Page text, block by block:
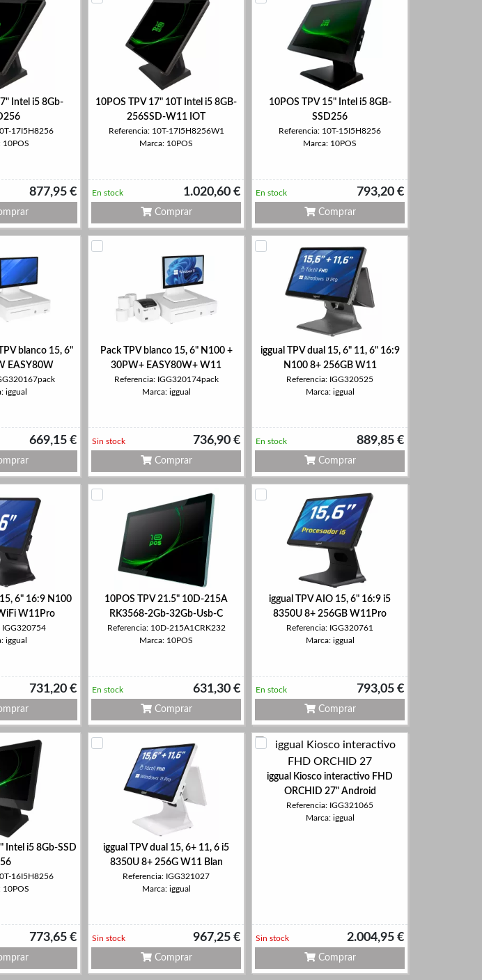
Intel i5 8Gb-
17I5H8256
10POS
877,95 €
10POS TPV 17" 10T Intel i5 8GB-
256SSD-W11 IOT
Referencia: 10T-17I5H8256W1
Marca: 10POS
1.020,60 €
En stock
Comprar
10POS TPV 15" Intel i5 8GB-
SSD256
Referencia: 10T-15I5H8256
Marca: 10POS
793,20 €
En stock
Comprar
blanco 15, 6"
EASY80W
iggual
669,15 €
Pack TPV blanco 15, 6" N100 +
30PW+ EASY80W+ W11
Referencia: IGG320174pack
Marca: iggual
736,90 €
Sin stock
Comprar
iggual TPV dual 15, 6" 11, 6" 16:9
N100 8+ 256GB W11
Referencia: IGG320525
Marca: iggual
889,85 €
En stock
Comprar
6" 16:9 N100
W11Pro
IGG320754
iggual
731,20 €
10POS TPV 21.5" 10D-215A
RK3568-2Gb-32Gb-Usb-C
Referencia: 10D-215A1CRK232
Marca: 10POS
631,30 €
En stock
Comprar
iggual TPV AIO 15, 6" 16:9 i5
8350U 8+ 256GB W11Pro
Referencia: IGG320761
Marca: iggual
793,05 €
En stock
Comprar
Intel i5 8Gb-SSD
16I5H8256
10POS
773,65 €
iggual TPV dual 15, 6+ 11, 6 i5
8350U 8+ 256G W11 Blan
Referencia: IGG321027
Marca: iggual
967,25 €
Sin stock
Comprar
iggual Kiosco interactivo FHD
ORCHID 27" Android
Referencia: IGG321065
Marca: iggual
2.004,95 €
Sin stock
Comprar